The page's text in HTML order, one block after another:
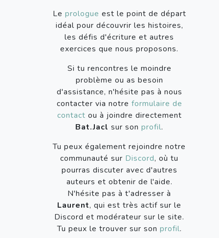
Le prologue est le point de départ
idéal pour découvrir les histoires,
les défis d'écriture et autres
exercices que nous proposons.
Si tu rencontres le moindre
problème ou as besoin
d'assistance, n'hésite pas à nous
contacter via notre formulaire de
contact ou à joindre directement
Bat.Jacl sur son profil.
Tu peux également rejoindre notre
communauté sur Discord, où tu
pourras discuter avec d'autres
auteurs et obtenir de l'aide.
N'hésite pas à t'adresser à
Laurent, qui est très actif sur le
Discord et modérateur sur le site.
Tu peux le trouver sur son profil.